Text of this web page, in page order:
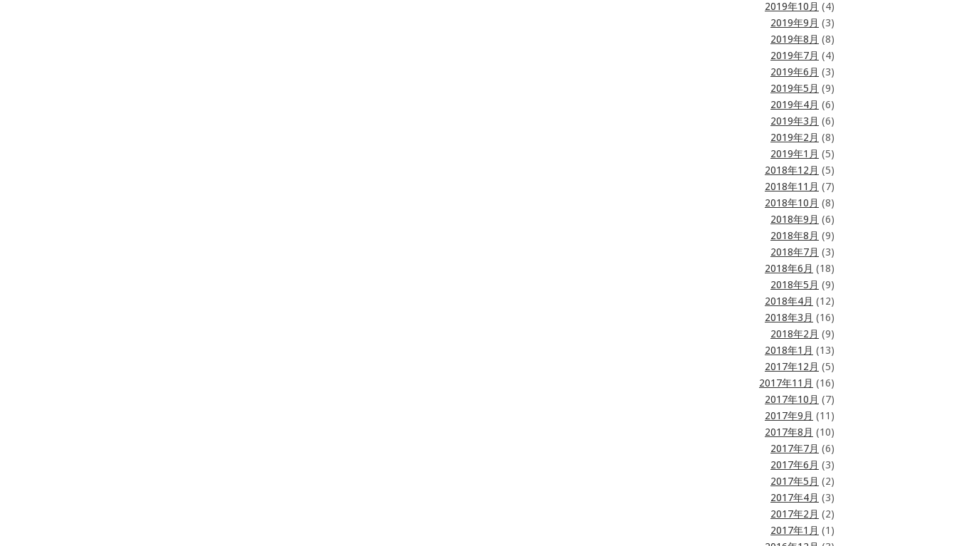
2019年10月 (4)
2019年9月 (3)
2019年8月 (8)
2019年7月 (4)
2019年6月 (3)
2019年5月 (9)
2019年4月 (6)
2019年3月 (6)
2019年2月 (8)
2019年1月 (5)
2018年12月 (5)
2018年11月 (7)
2018年10月 (8)
2018年9月 (6)
2018年8月 (9)
2018年7月 (3)
2018年6月 (18)
2018年5月 (9)
2018年4月 (12)
2018年3月 (16)
2018年2月 (9)
2018年1月 (13)
2017年12月 (5)
2017年11月 (16)
2017年10月 (7)
2017年9月 (11)
2017年8月 (10)
2017年7月 (6)
2017年6月 (3)
2017年5月 (2)
2017年4月 (3)
2017年2月 (2)
2017年1月 (1)